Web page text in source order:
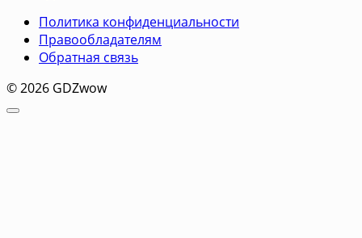
Политика конфиденциальности
Правообладателям
Обратная связь
© 2026 GDZwow